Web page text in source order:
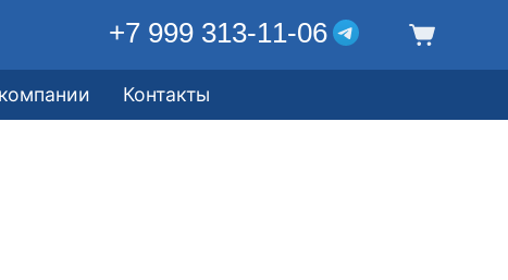
+7 999 313-11-06
Контакты